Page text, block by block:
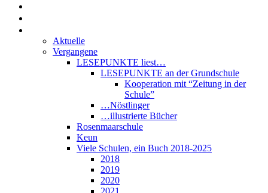
Aktuelle
Vergangene
LESEPUNKTE liest…
LESEPUNKTE an der Grundschule
Kooperation mit “Zeitung in der
Schule”
…Nöstlinger
…illustrierte Bücher
Rosenmaarschule
Keun
Viele Schulen, ein Buch 2018-2025
2018
2019
2020
2021